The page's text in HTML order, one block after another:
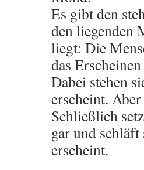
Es gibt den
den liegenden
liegt: Die
das
Dabei stehen
erscheint.
Schließlich
gar und
erscheint.